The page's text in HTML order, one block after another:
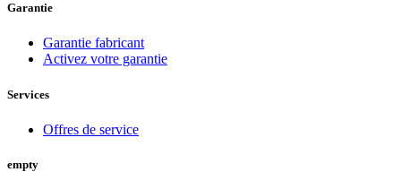
Garantie
Garantie fabricant
Activez votre garantie
Services
Offres de service
empty